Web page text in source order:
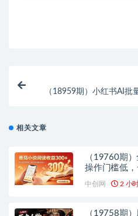
（18959期）小红书AI批
相关文章
（19760期
操作门槛低
中创网 2 小
（19758期